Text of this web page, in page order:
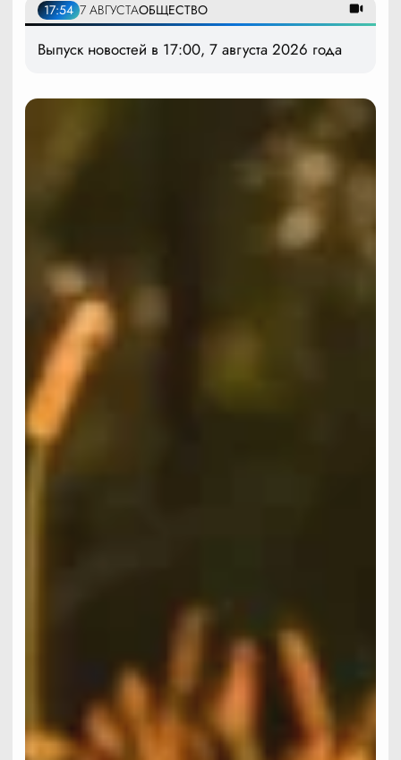
17:54 7 АВГУСТАОБЩЕСТВО
Выпуск новостей в 17:00, 7 августа 2026 года